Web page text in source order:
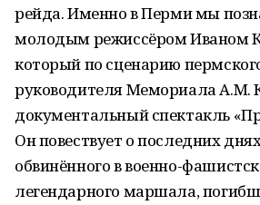
рейда. Именно в Перми мы
молодым режиссёром Иваном
который по сценарию
руководителя Мемориала А.М.
документальный спектакль
Он повествует о последних
обвинённого в военно-
легендарного маршала,